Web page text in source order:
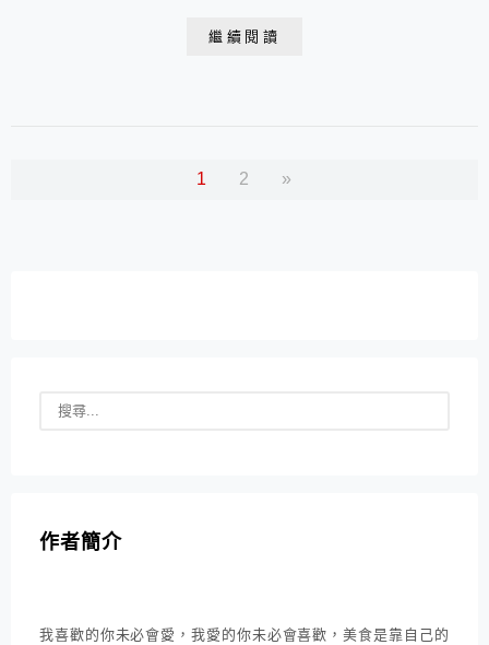
隨著時間越來越接近， 門外這長廊居然會站滿等候入場
繼續閱讀
1 2 »
作者簡介
我喜歡的你未必會愛，我愛的你未必會喜歡，美食是靠自己的